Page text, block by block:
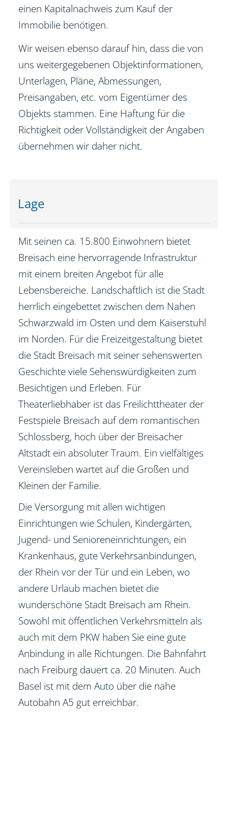
einen Kapitalnachweis zum Kauf der
Immobilie benötigen.
Wir weisen ebenso darauf hin, dass die von
uns weitergegebenen Objektinformationen,
Unterlagen, Pläne, Abmessungen,
Preisangaben, etc. vom Eigentümer des
Objekts stammen. Eine Haftung für die
Richtigkeit oder Vollständigkeit der Angaben
übernehmen wir daher nicht.
Lage
Mit seinen ca. 15.800 Einwohnern bietet
Breisach eine hervorragende Infrastruktur
mit einem breiten Angebot für alle
Lebensbereiche. Landschaftlich ist die Stadt
herrlich eingebettet zwischen dem Nahen
Schwarzwald im Osten und dem Kaiserstuhl
im Norden. Für die Freizeitgestaltung bietet
die Stadt Breisach mit seiner sehenswerten
Geschichte viele Sehenswürdigkeiten zum
Besichtigen und Erleben. Für
Theaterliebhaber ist das Freilichttheater der
Festspiele Breisach auf dem romantischen
Schlossberg, hoch über der Breisacher
Altstadt ein absoluter Traum. Ein vielfältiges
Vereinsleben wartet auf die Großen und
Kleinen der Familie.
Die Versorgung mit allen wichtigen
Einrichtungen wie Schulen, Kindergärten,
Jugend- und Senioreneinrichtungen, ein
Krankenhaus, gute Verkehrsanbindungen,
der Rhein vor der Tür und ein Leben, wo
andere Urlaub machen bietet die
wunderschöne Stadt Breisach am Rhein.
Sowohl mit öffentlichen Verkehrsmitteln als
auch mit dem PKW haben Sie eine gute
Anbindung in alle Richtungen. Die Bahnfahrt
nach Freiburg dauert ca. 20 Minuten. Auch
Basel ist mit dem Auto über die nahe
Autobahn A5 gut erreichbar.